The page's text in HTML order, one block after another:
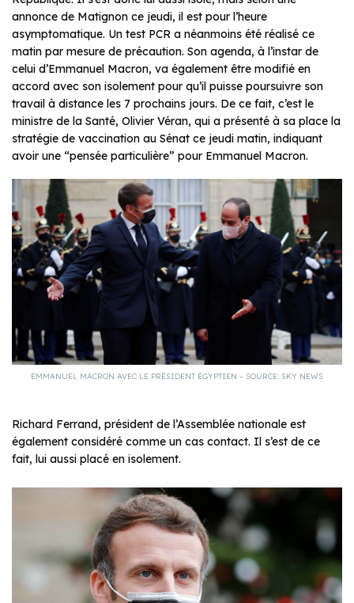
annonce de Matignon ce jeudi, il est pour l’heure
asymptomatique. Un test PCR a néanmoins été réalisé ce
matin par mesure de précaution. Son agenda, à l’instar de
celui d’Emmanuel Macron, va également être modifié en
accord avec son isolement pour qu’il puisse poursuivre son
travail à distance les 7 prochains jours. De ce fait, c’est le
ministre de la Santé, Olivier Véran, qui a présenté à sa place la
stratégie de vaccination au Sénat ce jeudi matin, indiquant
avoir une “pensée particulière” pour Emmanuel Macron.
EMMANUEL MACRON AVEC LE PRÉSIDENT ÉGYPTIEN – SOURCE: SKY NEWS
Richard Ferrand, président de l’Assemblée nationale est
également considéré comme un cas contact. Il s’est de ce
fait, lui aussi placé en isolement.